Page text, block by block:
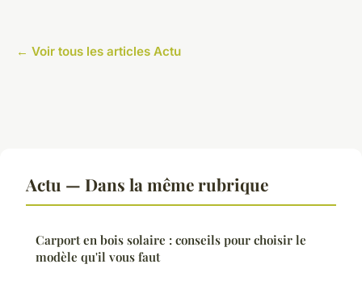
← Voir tous les articles Actu
Actu — Dans la même rubrique
Carport en bois solaire : conseils pour choisir le
modèle qu'il vous faut